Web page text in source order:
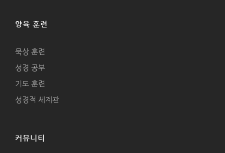
양육 훈련
묵상 훈련
성경 공부
기도 훈련
성경적 세계관
커뮤니티